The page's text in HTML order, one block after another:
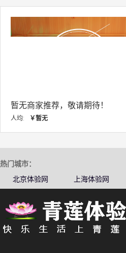
暂无商家推荐，敬请期待！
人均:
热门城市：
北京体验网
上海体验网